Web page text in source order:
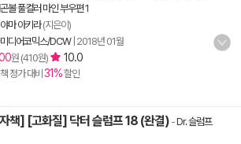
볼 풀컬러 마인 부우편 1
마 아키라(지은이)
디어코믹스/DCW| 2018년 01월
원 (410원) 10.0
정가 대비 31%할인
책] [고화질] 닥터 슬럼프 18 (완결) -Dr. 슬럼프